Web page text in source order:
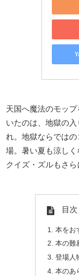
天国へ魔法のモッ
いたのは、地獄の
れ。地獄ならでは
場。暑い夏も涼しく
クイズ・ズルもさら
目次
本をお
本の難
登場人
本のあ